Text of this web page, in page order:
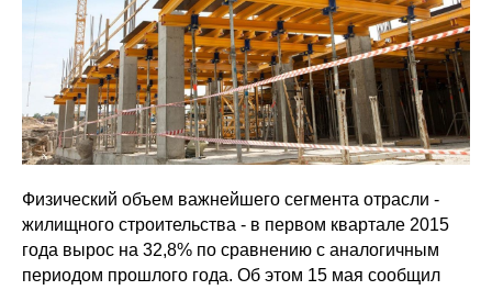
Физический объем важнейшего сегмента отрасли -
жилищного строительства - в первом квартале 2015
года вырос на 32,8% по сравнению с аналогичным
периодом прошлого года. Об этом 15 мая сообщил